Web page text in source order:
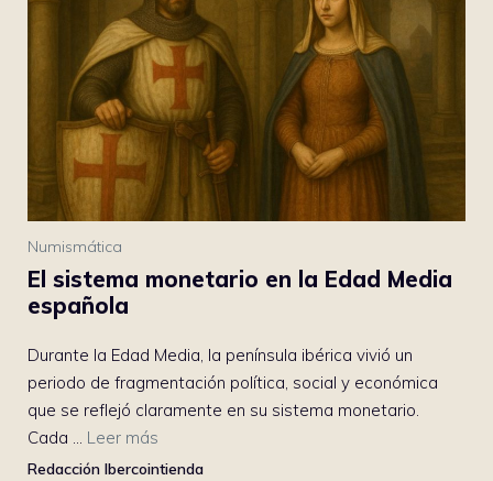
Numismática
El sistema monetario en la Edad Media
española
Durante la Edad Media, la península ibérica vivió un
periodo de fragmentación política, social y económica
que se reflejó claramente en su sistema monetario.
Cada ... Leer más
Redacción Ibercointienda